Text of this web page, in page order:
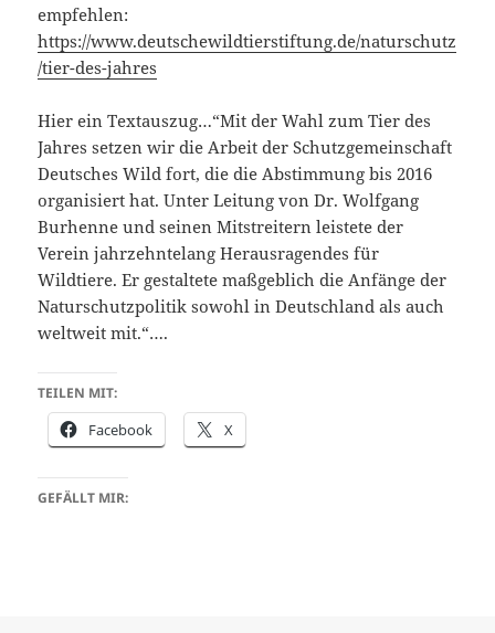
empfehlen:
https://www.deutschewildtierstiftung.de/naturschutz
/tier-des-jahres
Hier ein Textauszug…“Mit der Wahl zum Tier des
Jahres setzen wir die Arbeit der Schutzgemeinschaft
Deutsches Wild fort, die die Abstimmung bis 2016
organisiert hat. Unter Leitung von Dr. Wolfgang
Burhenne und seinen Mitstreitern leistete der
Verein jahrzehntelang Herausragendes für
Wildtiere. Er gestaltete maßgeblich die Anfänge der
Naturschutzpolitik sowohl in Deutschland als auch
weltweit mit.“….
TEILEN MIT:
Facebook X
GEFÄLLT MIR: